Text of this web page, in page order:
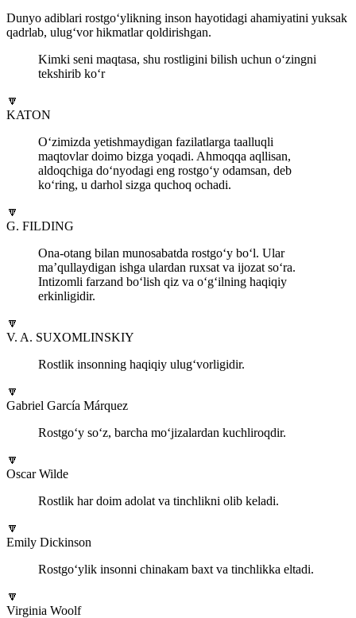
Dunyo adiblari rostgo‘ylikning inson hayotidagi ahamiyatini yuksak
qadrlab, ulug‘vor hikmatlar qoldirishgan.
Kimki seni maqtasa, shu rostligini bilish uchun o‘zingni
tekshirib ko‘r
🔽
KATON
O‘zimizda yetishmaydigan fazilatlarga taalluqli
maqtovlar doimo bizga yoqadi. Ahmoqqa aqllisan,
aldoqchiga do‘nyodagi eng rostgo‘y odamsan, deb
ko‘ring, u darhol sizga quchoq ochadi.
🔽
G. FILDING
Ona-otang bilan munosabatda rostgo‘y bo‘l. Ular
ma’qullaydigan ishga ulardan ruxsat va ijozat so‘ra.
Intizomli farzand bo‘lish qiz va o‘g‘ilning haqiqiy
erkinligidir.
🔽
V. A. SUXOMLINSKIY
Rostlik insonning haqiqiy ulug‘vorligidir.
🔽
Gabriel García Márquez
Rostgo‘y so‘z, barcha mo‘jizalardan kuchliroqdir.
🔽
Oscar Wilde
Rostlik har doim adolat va tinchlikni olib keladi.
🔽
Emily Dickinson
Rostgo‘ylik insonni chinakam baxt va tinchlikka eltadi.
🔽
Virginia Woolf